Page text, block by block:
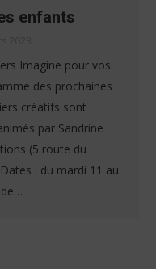
enfants
Imagine pour vos
des prochaines
créatifs sont
par Sandrine
(5 route du
: du mardi 11 au